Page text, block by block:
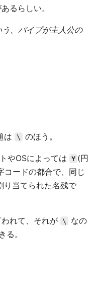
るらしい。
、パイプが主人公の
は \ のほう。
やOSによっては ¥ (円
コードの都合で、同じ
り当てられた名残で
れて、それが \
なの
る。